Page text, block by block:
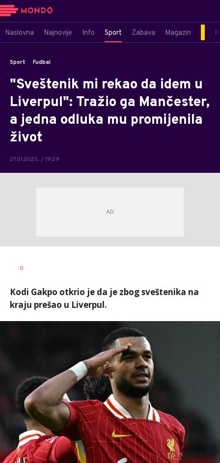
Naslovna Najnovije Info Sport Zabava Magazin
Sport Fudbal
"Sveštenik mi rekao da idem u
Liverpul": Tražio ga Mančester,
a jedna odluka mu promijenila
život
27.01.2025. / 19:29
AUTOR
0
Kodi Gakpo otkrio je da je zbog sveštenika na
kraju prešao u Liverpul.